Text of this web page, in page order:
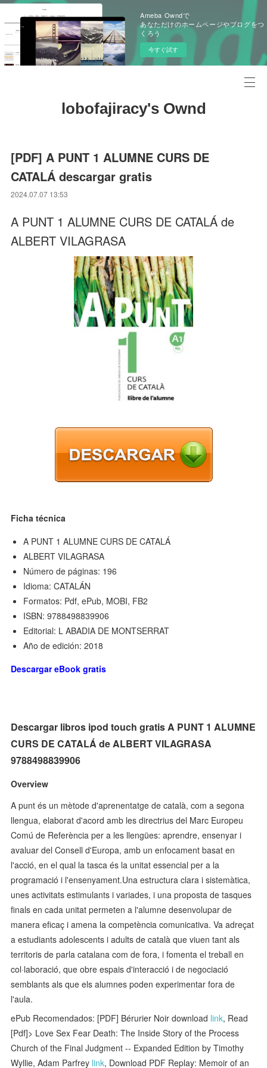
Ameba Owndで
あなただけのホームページやブログをつ
くろう
今すぐ試す
lobofajiracy's Ownd
[PDF] A PUNT 1 ALUMNE CURS DE
CATALÁ descargar gratis
2024.07.07 13:53
A PUNT 1 ALUMNE CURS DE CATALÁ de
ALBERT VILAGRASA
Ficha técnica
A PUNT 1 ALUMNE CURS DE CATALÁ
ALBERT VILAGRASA
Número de páginas: 196
Idioma: CATALÁN
Formatos: Pdf, ePub, MOBI, FB2
ISBN: 9788498839906
Editorial: L ABADIA DE MONTSERRAT
Año de edición: 2018
Descargar eBook gratis
Descargar libros ipod touch gratis A PUNT 1 ALUMNE
CURS DE CATALÁ de ALBERT VILAGRASA
9788498839906
Overview
A punt és un mètode d'aprenentatge de català, com a segona
llengua, elaborat d'acord amb les directrius del Marc Europeu
Comú de Referència per a les llengües: aprendre, ensenyar i
avaluar del Consell d'Europa, amb un enfocament basat en
l'acció, en el qual la tasca és la unitat essencial per a la
programació i l'ensenyament.Una estructura clara i sistemàtica,
unes activitats estimulants i variades, i una proposta de tasques
finals en cada unitat permeten a l'alumne desenvolupar de
manera eficaç i amena la competència comunicativa. Va adreçat
a estudiants adolescents i adults de català que viuen tant als
territoris de parla catalana com de fora, i fomenta el treball en
col·laboració, que obre espais d'interacció i de negociació
semblants als que els alumnes poden experimentar fora de
l'aula.
ePub Recomendados: [PDF] Bérurier Noir download link, Read
[Pdf]> Love Sex Fear Death: The Inside Story of the Process
Church of the Final Judgment -- Expanded Edition by Timothy
Wyllie, Adam Parfrey link, Download PDF Replay: Memoir of an